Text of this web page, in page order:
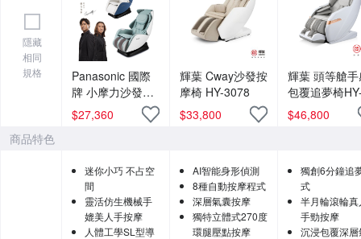
隱藏
相同
規格
Panasonic 國際
牌 小摩力沙發按
摩椅 EP-MA05
(時尚造型/一椅兩
$27,360
輝葉 Cway沙發按
摩椅 HY-3078
$33,800
輝葉 頭等艙
包覆追夢椅
5018
$46,800
商品特色
迷你小巧 不占空
間
靈活仿生機械手
媲美人手按摩
人體工學SL型導
AI智能身形偵測
8種自動按摩程式
深層氣囊按摩
獨特立體式270度
環腿壓點按摩
獨創6分鐘追
式
半月輪滾輪真
手勁按摩
沉浸包覆深層